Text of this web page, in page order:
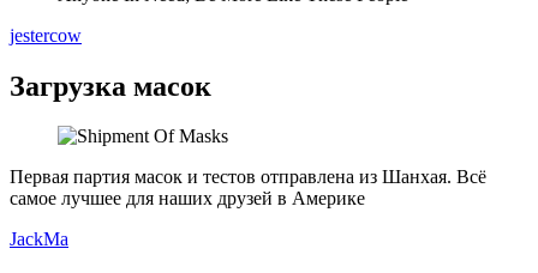
jestercow
Загрузка масок
Первая партия масок и тестов отправлена из Шанхая. Всё
самое лучшее для наших друзей в Америке
JackMa